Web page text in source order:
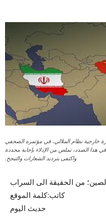
خارجية نظام الملالي، في مؤتمره الصحفي
يوم الاثنين الموافق 13 يوليو 2020، في هذا الصدد، تملص من الإدلاء بإجابة محددة
واكتفى بترديد الشعارات والتبجح.
الصين؛ من الحقيقة الى السراب
کاتب:كلمة الموقع
حديث اليوم